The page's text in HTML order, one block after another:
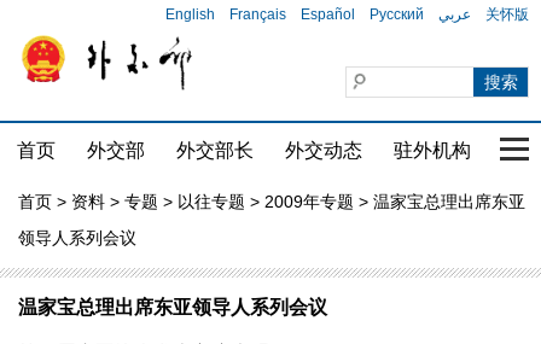
English Français Español Русский عربي 关怀版
首页 外交部 外交部长 外交动态 驻外机构 国
首页 > 资料 > 专题 > 以往专题 > 2009年专题 > 温家宝总理出席东亚
领导人系列会议
温家宝总理出席东亚领导人系列会议